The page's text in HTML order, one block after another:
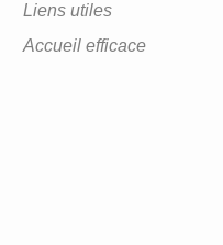
Liens utiles
Accueil efficace